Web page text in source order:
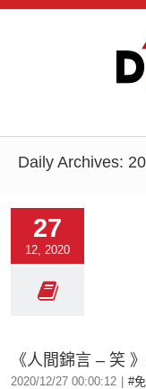
Daily Archives:
27
12, 2020
《人間錦言 – 笑
2020/12/27 00:00:12 #